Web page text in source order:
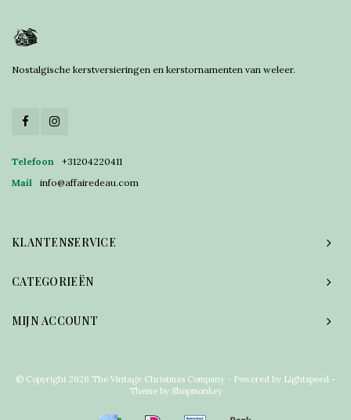
Nostalgische kerstversieringen en kerstornamenten van weleer.
Telefoon
+31204220411
Mail
info@affairedeau.com
KLANTENSERVICE
CATEGORIEËN
MIJN ACCOUNT
© Copyright 2026 The Vintage Christmas Company - Powered by Lightspeed -
Theme by Shopmonkey